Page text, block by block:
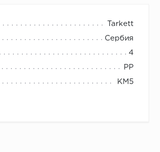
Tarkett
Сербия
4
PP
КМ5